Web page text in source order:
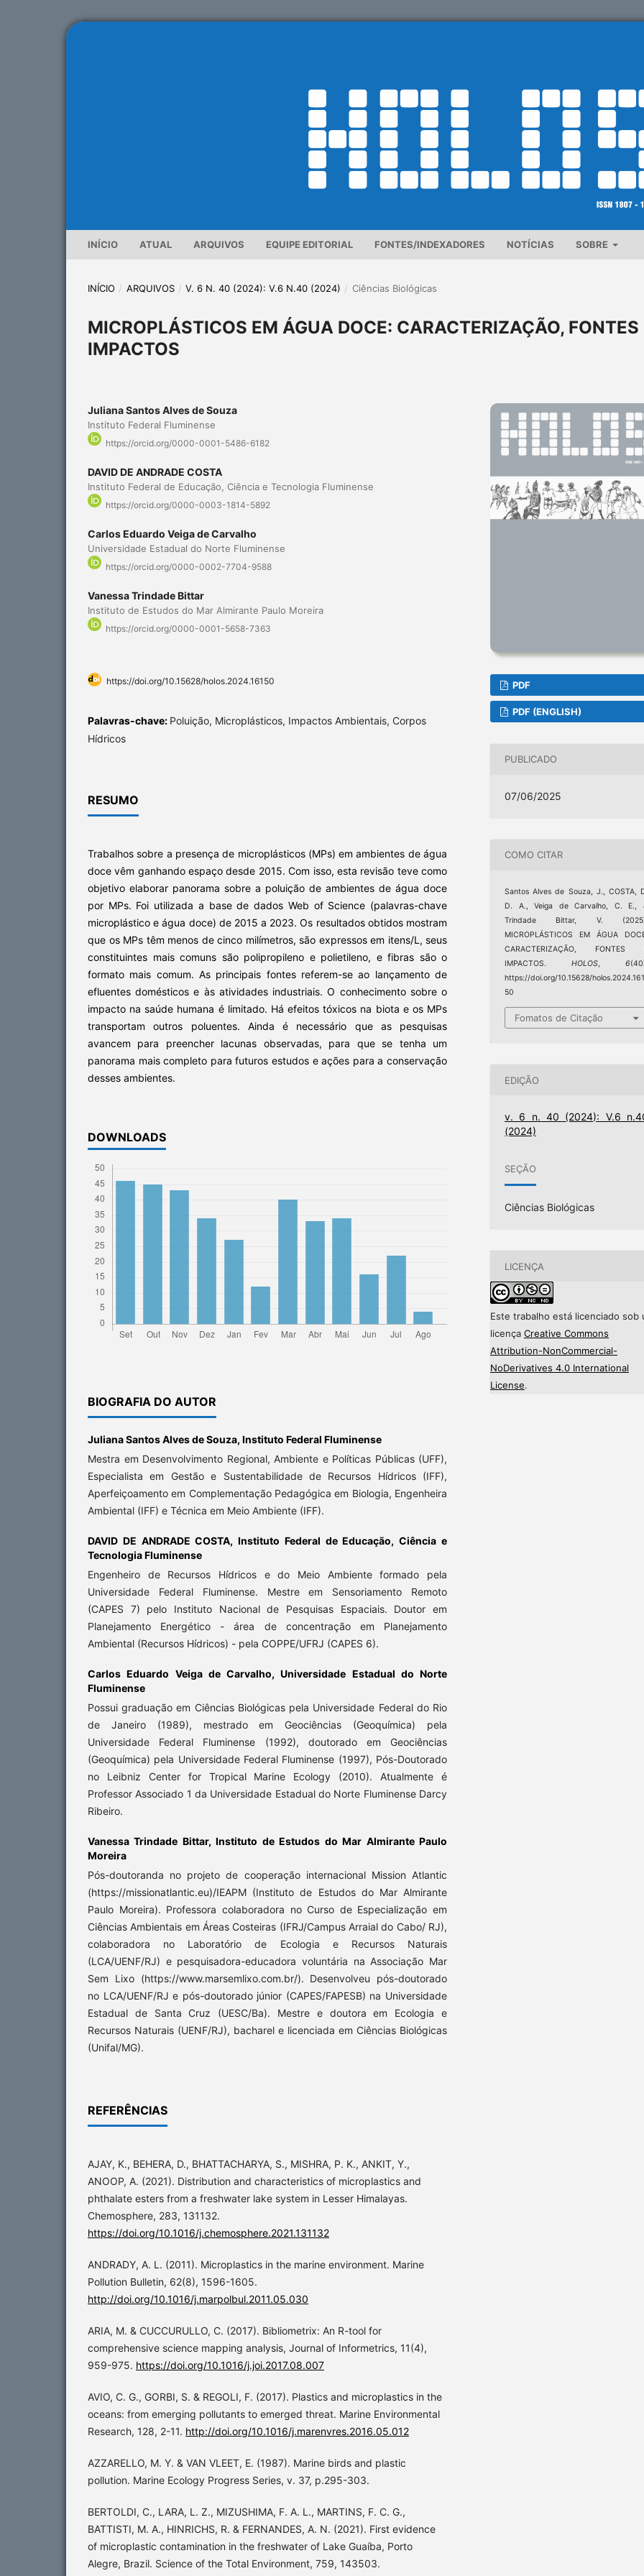
INÍCIO ATUAL ARQUIVOS EQUIPE EDITORIAL FONTES/INDEXADORES NOTÍCIAS SOBRE
INÍCIO / ARQUIVOS / V. 6 N. 40 (2024): V.6 N.40 (2024) / Ciências Biológicas
MICROPLÁSTICOS EM ÁGUA DOCE: CARACTERIZAÇÃO, FONTES
IMPACTOS
Juliana Santos Alves de Souza
Instituto Federal Fluminense
https://orcid.org/0000-0001-5486-6182
DAVID DE ANDRADE COSTA
Instituto Federal de Educação, Ciência e Tecnologia Fluminense
https://orcid.org/0000-0003-1814-5892
Carlos Eduardo Veiga de Carvalho
Universidade Estadual do Norte Fluminense
https://orcid.org/0000-0002-7704-9588
Vanessa Trindade Bittar
Instituto de Estudos do Mar Almirante Paulo Moreira
https://orcid.org/0000-0001-5658-7363
https://doi.org/10.15628/holos.2024.16150
Palavras-chave: Poluição, Microplásticos, Impactos Ambientais, Corpos
Hídricos
RESUMO
Trabalhos sobre a presença de microplásticos (MPs) em ambientes de água
doce vêm ganhando espaço desde 2015. Com isso, esta revisão teve como
objetivo elaborar panorama sobre a poluição de ambientes de água doce
por MPs. Foi utilizada a base de dados Web of Science (palavras-chave
microplástico e água doce) de 2015 a 2023. Os resultados obtidos mostram
que os MPs têm menos de cinco milímetros, são expressos em itens/L, seus
constituintes mais comuns são polipropileno e polietileno, e fibras são o
formato mais comum. As principais fontes referem-se ao lançamento de
efluentes domésticos e às atividades industriais. O conhecimento sobre o
impacto na saúde humana é limitado. Há efeitos tóxicos na biota e os MPs
transportam outros poluentes. Ainda é necessário que as pesquisas
avancem para preencher lacunas observadas, para que se tenha um
panorama mais completo para futuros estudos e ações para a conservação
desses ambientes.
DOWNLOADS
BIOGRAFIA DO AUTOR
Juliana Santos Alves de Souza, Instituto Federal Fluminense
Mestra em Desenvolvimento Regional, Ambiente e Políticas Públicas (UFF),
Especialista em Gestão e Sustentabilidade de Recursos Hídricos (IFF),
Aperfeiçoamento em Complementação Pedagógica em Biologia, Engenheira
Ambiental (IFF) e Técnica em Meio Ambiente (IFF).
DAVID DE ANDRADE COSTA,Instituto Federal de Educação, Ciência e
Tecnologia Fluminense
Engenheiro de Recursos Hídricos e do Meio Ambiente formado pela
Universidade Federal Fluminense. Mestre em Sensoriamento Remoto
(CAPES 7) pelo Instituto Nacional de Pesquisas Espaciais. Doutor em
Planejamento Energético - área de concentração em Planejamento
Ambiental (Recursos Hídricos) - pela COPPE/UFRJ (CAPES 6).
Carlos Eduardo Veiga de Carvalho,Universidade Estadual do Norte
Fluminense
Possui graduação em Ciências Biológicas pela Universidade Federal do Rio
de Janeiro (1989), mestrado em Geociências (Geoquímica) pela
Universidade Federal Fluminense (1992), doutorado em Geociências
(Geoquímica) pela Universidade Federal Fluminense (1997), Pós-Doutorado
no Leibniz Center for Tropical Marine Ecology (2010). Atualmente é
Professor Associado 1 da Universidade Estadual do Norte Fluminense Darcy
Ribeiro.
Vanessa Trindade Bittar,Instituto de Estudos do Mar Almirante Paulo
Moreira
Pós-doutoranda no projeto de cooperação internacional Mission Atlantic
(https://missionatlantic.eu)/IEAPM (Instituto de Estudos do Mar Almirante
Paulo Moreira). Professora colaboradora no Curso de Especialização em
Ciências Ambientais em Áreas Costeiras (IFRJ/Campus Arraial do Cabo/ RJ),
colaboradora no Laboratório de Ecologia e Recursos Naturais
(LCA/UENF/RJ) e pesquisadora-educadora voluntária na Associação Mar
Sem Lixo (https://www.marsemlixo.com.br/). Desenvolveu pós-doutorado
no LCA/UENF/RJ e pós-doutorado júnior (CAPES/FAPESB) na Universidade
Estadual de Santa Cruz (UESC/Ba). Mestre e doutora em Ecologia e
Recursos Naturais (UENF/RJ), bacharel e licenciada em Ciências Biológicas
(Unifal/MG).
REFERÊNCIAS
AJAY, K., BEHERA, D., BHATTACHARYA, S., MISHRA, P. K., ANKIT, Y.,
ANOOP, A. (2021). Distribution and characteristics of microplastics and
phthalate esters from a freshwater lake system in Lesser Himalayas.
Chemosphere, 283, 131132.
https://doi.org/10.1016/j.chemosphere.2021.131132
ANDRADY, A. L. (2011). Microplastics in the marine environment. Marine
Pollution Bulletin, 62(8), 1596-1605.
http://doi.org/10.1016/j.marpolbul.2011.05.030
ARIA, M. & CUCCURULLO, C. (2017). Bibliometrix: An R-tool for
comprehensive science mapping analysis, Journal of Informetrics, 11(4),
959-975. https://doi.org/10.1016/j.joi.2017.08.007
AVIO, C. G., GORBI, S. & REGOLI, F. (2017). Plastics and microplastics in the
oceans: from emerging pollutants to emerged threat. Marine Environmental
Research, 128, 2-11. http://doi.org/10.1016/j.marenvres.2016.05.012
AZZARELLO, M. Y. & VAN VLEET, E. (1987). Marine birds and plastic
pollution. Marine Ecology Progress Series, v. 37, p.295-303.
BERTOLDI, C., LARA, L. Z., MIZUSHIMA, F. A. L., MARTINS, F. C. G.,
BATTISTI, M. A., HINRICHS, R. & FERNANDES, A. N. (2021). First evidence
of microplastic contamination in the freshwater of Lake Guaíba, Porto
Alegre, Brazil. Science of the Total Environment, 759, 143503.
PDF
PDF (ENGLISH)
PUBLICADO
07/06/2025
COMO CITAR
Santos Alves de Souza, J., COSTA,
D. A., Veiga de Carvalho, C. E.,
Trindade Bittar, V.
MICROPLÁSTICOS EM ÁGUA
CARACTERIZAÇÃO, FONTES
IMPACTOS. HOLOS 6
https://doi.org/10.15628/holos.2024.161
50
Fomatos de Citação
EDIÇÃO
v. 6 n. 40 (2024): V.6
(2024)
SEÇÃO
Ciências Biológicas
LICENÇA
Este trabalho está licenciado sob
licença Creative Commons
Attribution-NonCommercial-
NoDerivatives 4.0 International
License.